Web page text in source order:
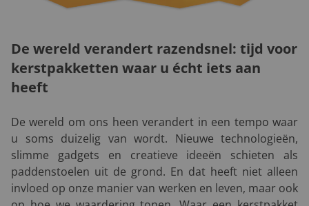
De wereld verandert razendsnel: tijd voor
kerstpakketten waar u écht iets aan
heeft
De wereld om ons heen verandert in een tempo waar
u soms duizelig van wordt. Nieuwe technologieën,
slimme gadgets en creatieve ideeën schieten als
paddenstoelen uit de grond. En dat heeft niet alleen
invloed op onze manier van werken en leven, maar ook